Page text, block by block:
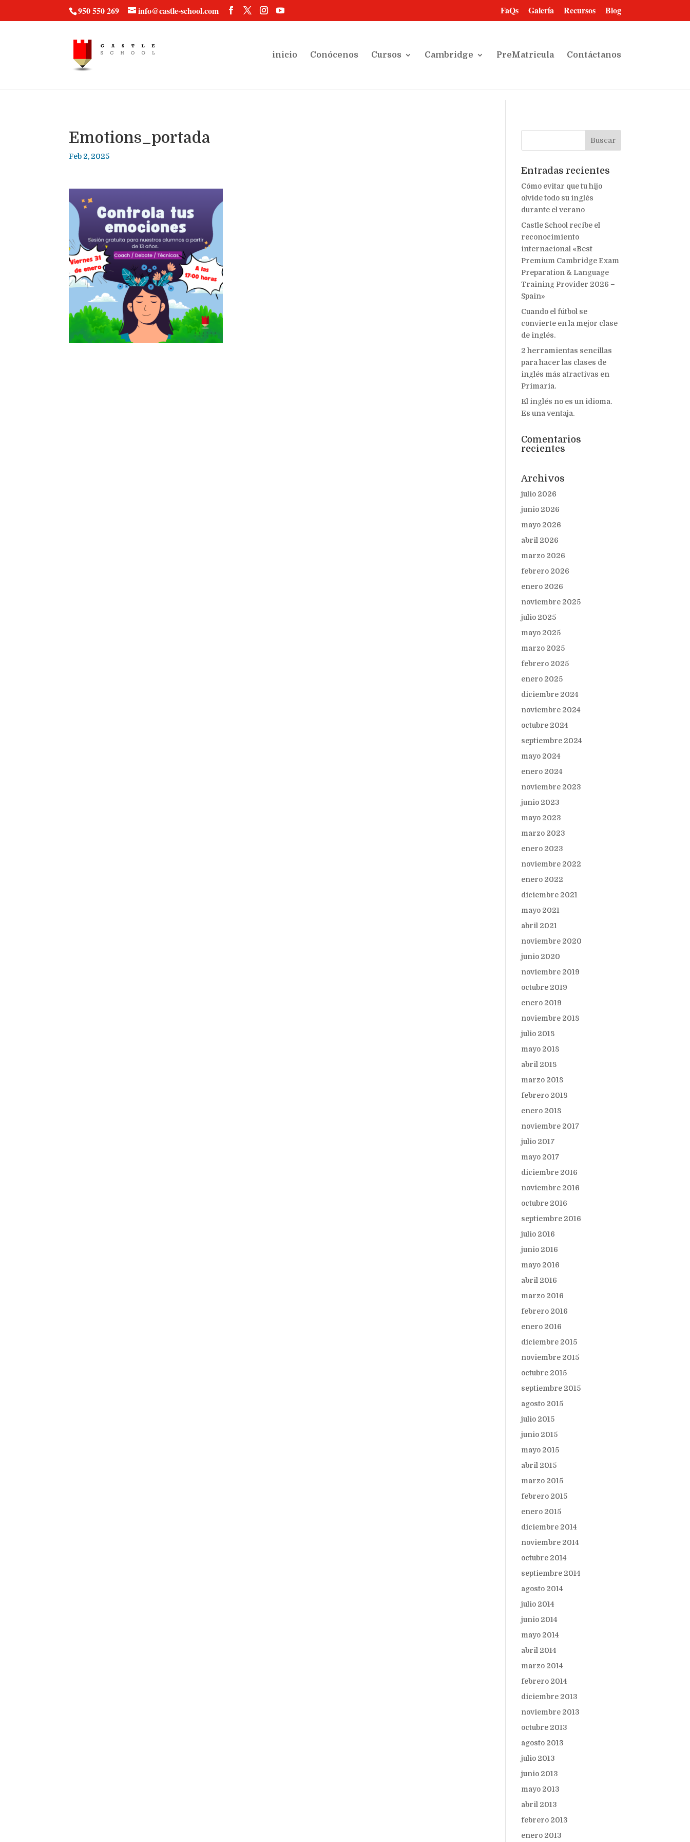
950 550 269 info@castle-school.com FaQs Galería Recursos Blog
inicio Conócenos Cursos Cambridge PreMatricula Contáctanos
Emotions_portada
Feb 2, 2025
Entradas recientes
Cómo evitar que tu hijo
olvide todo su inglés
durante el verano
Castle School recibe el
reconocimiento
internacional «Best
Premium Cambridge Exam
Preparation & Language
Training Provider 2026 –
Spain»
Cuando el fútbol se
convierte en la mejor clase
de inglés.
2 herramientas sencillas
para hacer las clases de
inglés más atractivas en
Primaria.
El inglés no es un idioma.
Es una ventaja.
Comentarios
recientes
Archivos
julio 2026
junio 2026
mayo 2026
abril 2026
marzo 2026
febrero 2026
enero 2026
noviembre 2025
julio 2025
mayo 2025
marzo 2025
febrero 2025
enero 2025
diciembre 2024
noviembre 2024
octubre 2024
septiembre 2024
mayo 2024
enero 2024
noviembre 2023
junio 2023
mayo 2023
marzo 2023
enero 2023
noviembre 2022
enero 2022
diciembre 2021
mayo 2021
abril 2021
noviembre 2020
junio 2020
noviembre 2019
octubre 2019
enero 2019
noviembre 2018
julio 2018
mayo 2018
abril 2018
marzo 2018
febrero 2018
enero 2018
noviembre 2017
julio 2017
mayo 2017
diciembre 2016
noviembre 2016
octubre 2016
septiembre 2016
julio 2016
junio 2016
mayo 2016
abril 2016
marzo 2016
febrero 2016
enero 2016
diciembre 2015
noviembre 2015
octubre 2015
septiembre 2015
agosto 2015
julio 2015
junio 2015
mayo 2015
abril 2015
marzo 2015
febrero 2015
enero 2015
diciembre 2014
noviembre 2014
octubre 2014
septiembre 2014
agosto 2014
julio 2014
junio 2014
mayo 2014
abril 2014
marzo 2014
febrero 2014
diciembre 2013
noviembre 2013
octubre 2013
agosto 2013
julio 2013
junio 2013
mayo 2013
abril 2013
febrero 2013
enero 2013